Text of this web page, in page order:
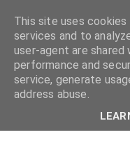
This site uses
services and to
user-agent are shared
performance and
service, generate
address abuse.